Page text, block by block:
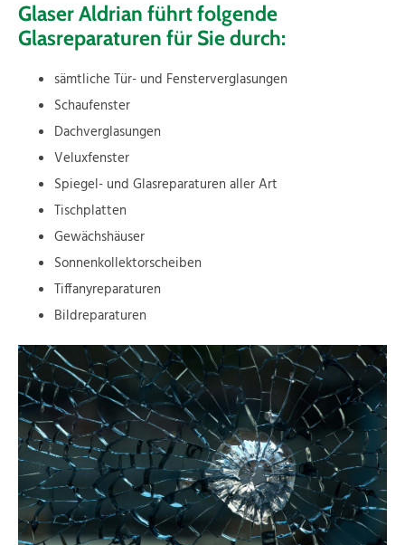
Glaser Aldrian führt folgende
Glasreparaturen für Sie durch:
sämtliche Tür- und Fensterverglasungen
Schaufenster
Dachverglasungen
Veluxfenster
Spiegel- und Glasreparaturen aller Art
Tischplatten
Gewächshäuser
Sonnenkollektorscheiben
Tiffanyreparaturen
Bildreparaturen